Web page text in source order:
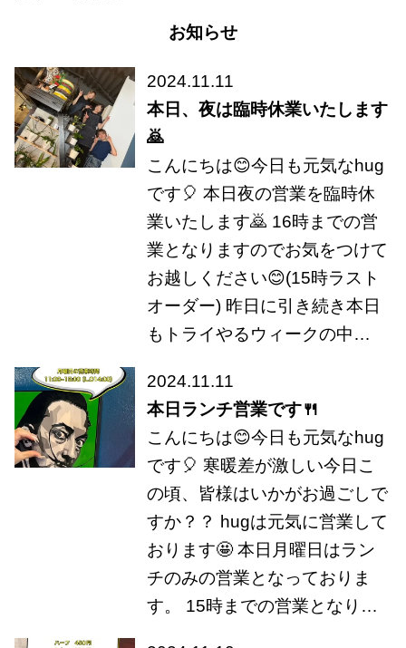
お知らせ
2024.11.11
本日、夜は臨時休業いたします
🙇
こんにちは😊今日も元気なhug
です🎈 本日夜の営業を臨時休
業いたします🙇 16時までの営
業となりますのでお気をつけて
お越しください😊(15時ラスト
オーダー) 昨日に引き続き本日
もトライやるウィークの中…
2024.11.11
本日ランチ営業です🍴
こんにちは😊今日も元気なhug
です🎈 寒暖差が激しい今日こ
の頃、皆様はいかがお過ごしで
すか？？ hugは元気に営業して
おります🤩 本日月曜日はラン
チのみの営業となっておりま
す。 15時までの営業となり…